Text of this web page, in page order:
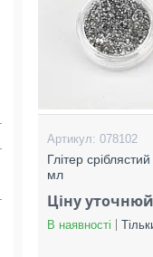
078102
Глітер
мл
Ціну
В наявності